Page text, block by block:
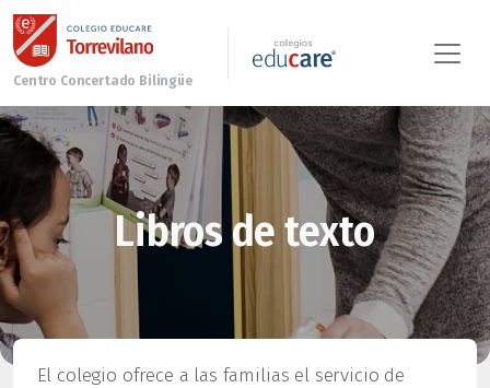
Libros de texto
El colegio ofrece a las familias el servicio de